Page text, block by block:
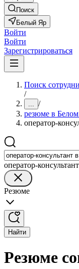
Поиск
Белый Яр
Войти
Войти
Зарегистрироваться
Поиск
/
... /
резюме в
оператор-
оператор-
Резюме
Найти
Резюме